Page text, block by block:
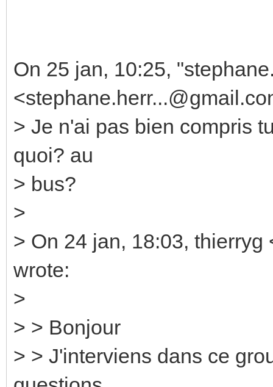
On 25 jan, 10:25,
> Je n'ai pas bien compris
quoi? au
> bus?
>
> On 24 jan, 18:03,
wrote:
>
> > Bonjour
> > J'interviens dans ce